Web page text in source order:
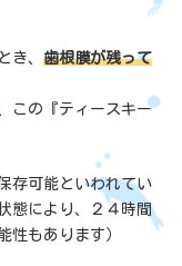
き、 歯根膜が残って
この『ティースキー
存可能といわれてい
態により、２４時間
性もあります）